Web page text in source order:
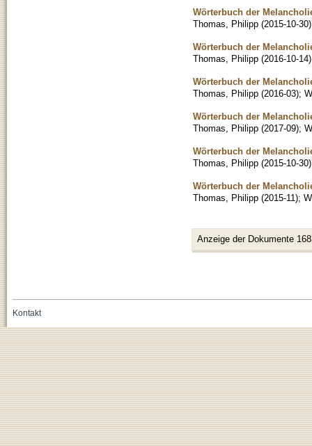
Wörterbuch der
Thomas, Philipp (2015-10-30)
Wörterbuch der
Thomas, Philipp (2016-10-14)
Wörterbuch der
Thomas, Philipp (2016-03);
Wörterbuch der
Thomas, Philipp (2017-09);
Wörterbuch der
Thomas, Philipp (2015-10-30)
Wörterbuch der
Thomas, Philipp (2015-11);
Anzeige der Dokumente
Kontakt